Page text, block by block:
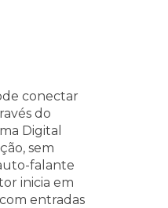
conectar
do
Digital
sem
falante
inicia em
entradas